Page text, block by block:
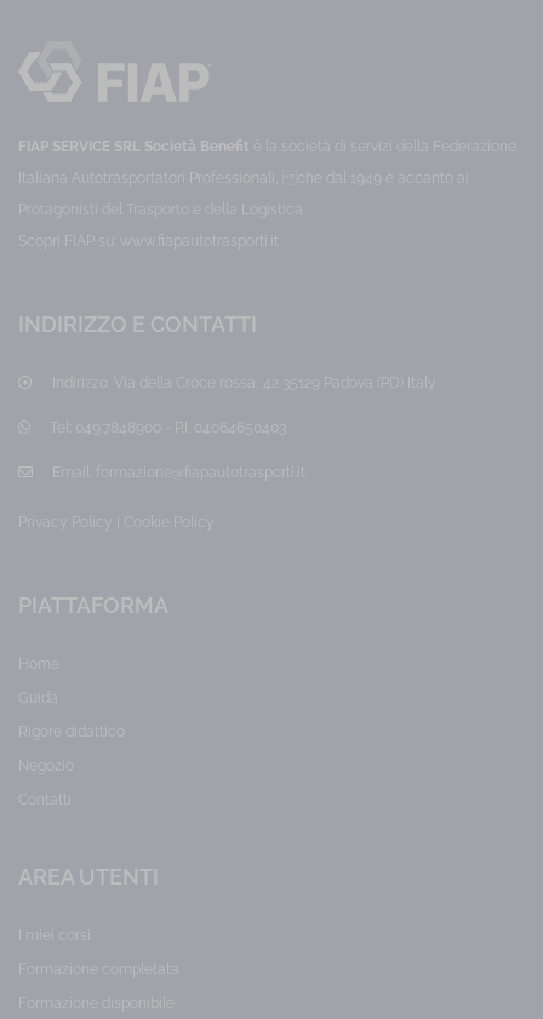
FIAP SERVICE SRL Società Benefit è la società di servizi della Federazione
Italiana Autotrasportatori Professionali, che dal 1949 è accanto ai
Protagonisti del Trasporto e della Logistica.
Scopri FIAP su:
www.fiapautotrasporti.it
INDIRIZZO E CONTATTI
Indirizzo: Via della Croce rossa, 42 35129 Padova (PD) Italy
Tel: 049.7848900 - P.I. 04064650403
Email: formazione@fiapautotrasporti.it
Privacy Policy Cookie Policy
PIATTAFORMA
Home
Guida
Rigore didattico
Negozio
Contatti
AREA UTENTI
I miei corsi
Formazione completata
Formazione disponibile